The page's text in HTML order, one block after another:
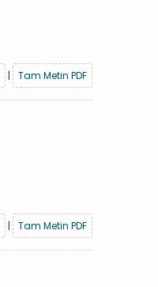
| Tam Metin PDF
| Tam Metin PDF